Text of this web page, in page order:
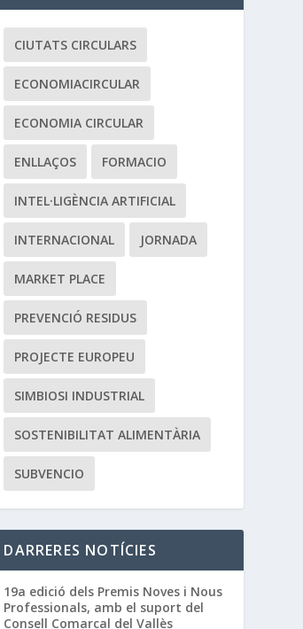
CIUTATS CIRCULARS
ECONOMIACIRCULAR
ECONOMIA CIRCULAR
ENLLAÇOS FORMACIO
INTEL·LIGÈNCIA ARTIFICIAL
INTERNACIONAL JORNADA
MARKET PLACE
PREVENCIÓ RESIDUS
PROJECTE EUROPEU
SIMBIOSI INDUSTRIAL
SOSTENIBILITAT ALIMENTÀRIA
SUBVENCIO
DARRERES NOTÍCIES
19a edició dels Premis Noves i Nous
Professionals, amb el suport del
Consell Comarcal del Vallès